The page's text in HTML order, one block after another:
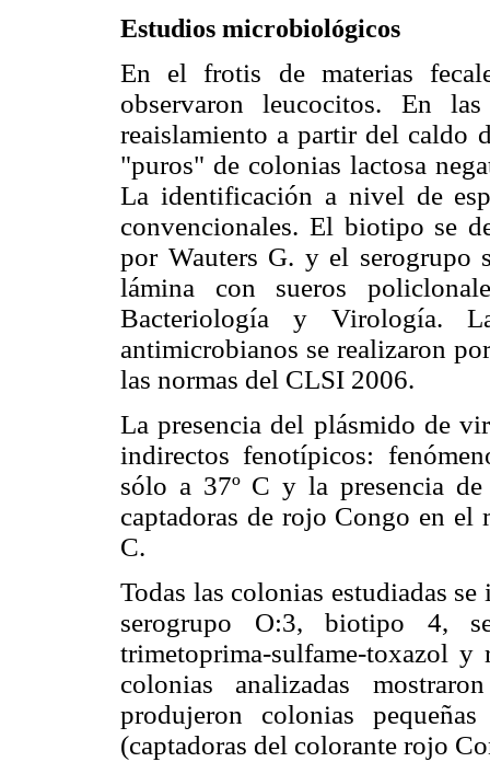
Estudios microbiológicos
En el frotis de materias
observaron leucocitos. En
reaislamiento a partir del caldo
"puros" de colonias lactosa
La identificación a nivel de
convencionales. El biotipo se
por Wauters G. y el serogrupo
lámina con sueros
Bacteriología y Virología.
antimicrobianos se realizaron
las normas del CLSI 2006.
La presencia del plásmido de
indirectos fenotípicos:
sólo a 37º C y la presencia de
captadoras de rojo Congo en
C.
Todas las colonias estudiadas
serogrupo O:3, biotipo 4,
trimetoprima-sulfame-toxazol
colonias analizadas
produjeron colonias
(captadoras del colorante rojo